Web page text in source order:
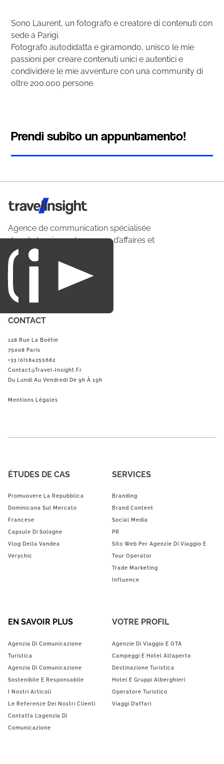
Sono Laurent, un fotografo e creatore di contenuti con
sede a Parigi.
Fotografo autodidatta e giramondo, unisco le mie
passioni per creare contenuti unici e autentici e
condividere le mie avventure con una community di
oltre 200.000 persone.
Prendi subito un appuntamento!
Travel Insight
Agence de communication spécialisée
dans le tourisme du voyage d’affaires et
du loisirs.
CONTACT
128 Rue La Boétie
75008 Paris
+33 (0)184255682
Contact@Travel-Insight.fr
Du Lundi Au Vendredi De 9h À 19h
Mentions Légales
ÉTUDES DE CAS
Promuovere La Repubblica
Dominicana Sul Mercato
Francese
Capsule Di Sologne
Vlog Della Vandea
Verychic
SERVICES
Branding
Brand Content
Social Media
PR
Sito Web Per Agenzie Di Viaggio E
Tour Operator
Trade Marketing
Influence
EN SAVOIR PLUS
Agenzia Di Comunicazione
Turistica
Agenzia Di Comunicazione
Sostenibile E Responsabile
I Nostri Articoli
Le Referenze Dei Nostri Clienti
Contatta L’agenzia Di
Comunicazione
VOTRE PROFIL
Agenzie Di Viaggio E OTA
Campeggi E Hotel All’aperto
Destinazione Turistica
Hotel E Gruppi Alberghieri
Operatore Turistico
Viaggi D’affari